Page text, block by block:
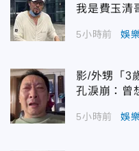
我是費玉清
5小時前 娛
影/外甥「3
孔淚崩：曾
5小時前 娛